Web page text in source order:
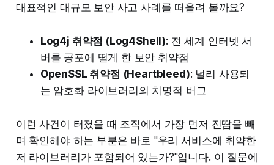
대표적인 대규모 보안 사고 사례를 떠올려 볼까요?
Log4j 취약점 (Log4Shell): 전 세계 인터넷 서
버를 공포에 떨게 한 보안 취약점
OpenSSL 취약점 (Heartbleed): 널리 사용되
는 암호화 라이브러리의 치명적 버그
이런 사건이 터졌을 때 조직에서 가장 먼저 진땀을 빼
며 확인해야 하는 부분은 바로 "우리 서비스에 취약한
저 라이브러리가 포함되어 있는가?"입니다. 이 질문에